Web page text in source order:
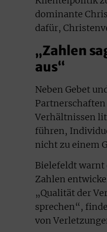
dominante
dafür,
„Zahlen
aus“
Neben Gebet
Verhältnissen
führen,
nicht zu einem
Bielefeldt warnt
Zahlen
„Qualität der
sprechen“,
von